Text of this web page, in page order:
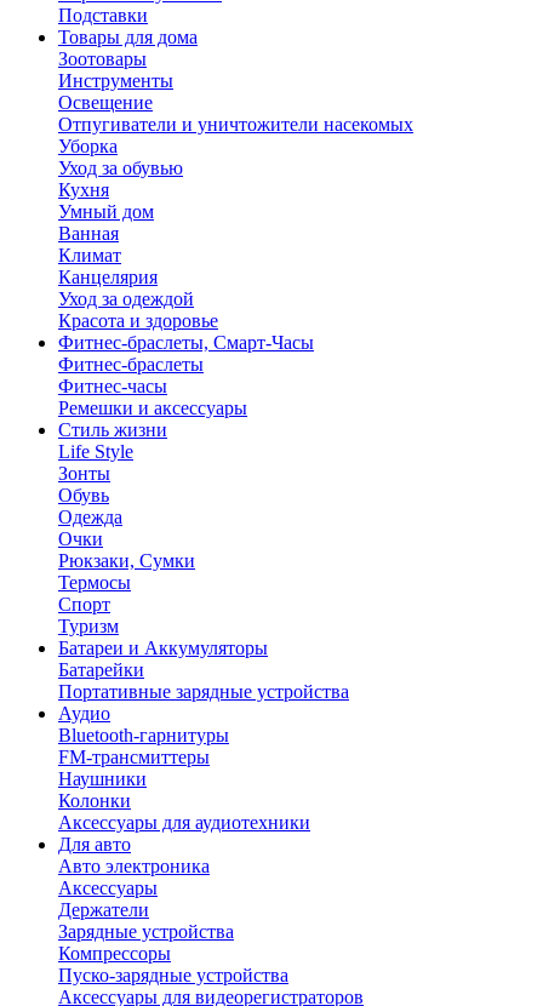
Подставки
Товары для дома
Зоотовары
Инструменты
Освещение
Отпугиватели и уничтожители насекомых
Уборка
Уход за обувью
Кухня
Умный дом
Ванная
Климат
Канцелярия
Уход за одеждой
Красота и здоровье
Фитнес-браслеты, Смарт-Часы
Фитнес-браслеты
Фитнес-часы
Ремешки и аксессуары
Стиль жизни
Life Style
Зонты
Обувь
Одежда
Очки
Рюкзаки, Сумки
Термосы
Спорт
Туризм
Батареи и Аккумуляторы
Батарейки
Портативные зарядные устройства
Аудио
Bluetooth-гарнитуры
FM-трансмиттеры
Наушники
Колонки
Аксессуары для аудиотехники
Для авто
Авто электроника
Аксессуары
Держатели
Зарядные устройства
Компрессоры
Пуско-зарядные устройства
Аксессуары для видеорегистраторов